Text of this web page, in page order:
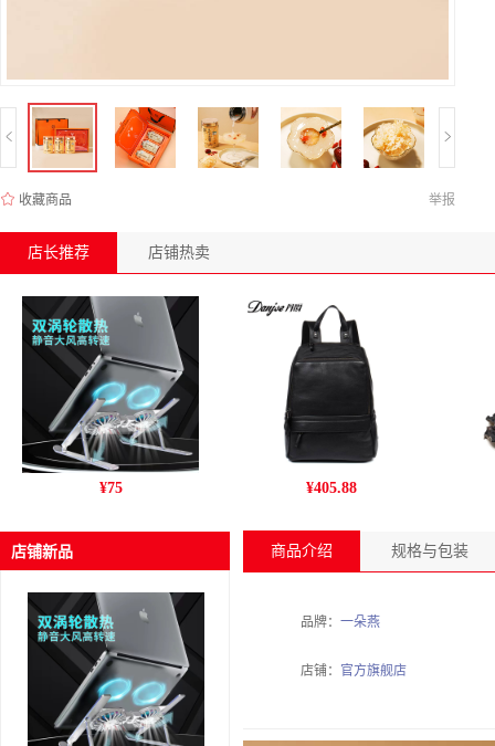
收藏商品 举报
店长推荐 店铺热卖
跨境新款C9pro笔记本电脑
¥75
丹爵(DANJUE)新款男包 商
¥405.88
店铺新品 商品介绍 规格与包装
品牌： 一朵燕
店铺： 官方旗舰店